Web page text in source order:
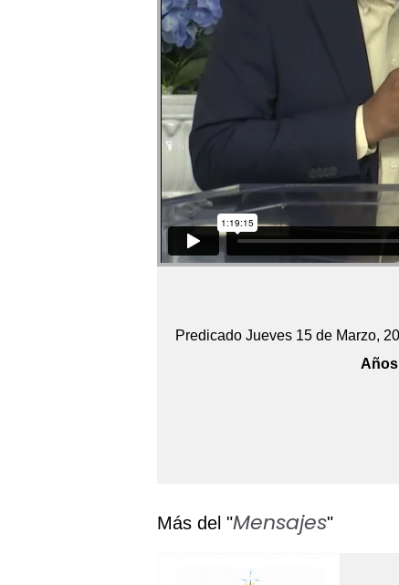
Predicado Jueves 15 de Marzo,
Más del "Mensajes"